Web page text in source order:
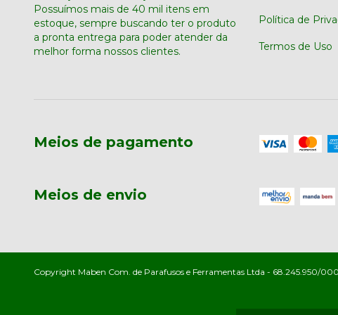
Possuímos mais de 40 mil itens em
estoque, sempre buscando ter o produto
a pronta entrega para poder atender da
melhor forma nossos clientes.
Política de
Termos de Uso
Meios de pagamento
Meios de envio
Copyright Maben Com. de Parafusos e Ferramentas Ltda - 68.245.950/